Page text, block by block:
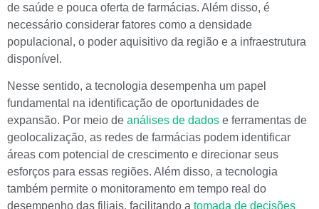
de saúde e pouca oferta de farmácias. Além disso, é
necessário considerar fatores como a densidade
populacional, o poder aquisitivo da região e a infraestrutura
disponível.
Nesse sentido, a tecnologia desempenha um papel
fundamental na identificação de oportunidades de
expansão. Por meio de análises de dados e ferramentas de
geolocalização, as redes de farmácias podem identificar
áreas com potencial de crescimento e direcionar seus
esforços para essas regiões. Além disso, a tecnologia
também permite o monitoramento em tempo real do
desempenho das filiais, facilitando a tomada de decisões